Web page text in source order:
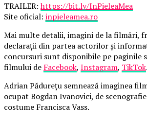
TRAILER:https://bit.ly/InPieleaMea
Site oficial: inpieleamea.ro
Mai multe detalii, imagini de la filmări,
declarații din partea actorilor și
concursuri sunt disponibile pe paginile
filmului de Facebook, Instagram, TikTok.
Adrian Pădurețu semnează imaginea
ocupat Bogdan Ivanovici, de
costume Francisca Vass.